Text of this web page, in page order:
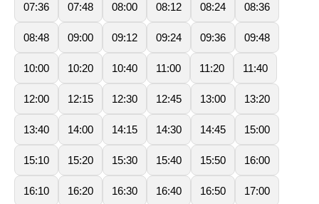
07:36 07:48 08:00 08:12 08:24 08:36
08:48 09:00 09:12 09:24 09:36 09:48
10:00 10:20 10:40 11:00 11:20 11:40
12:00 12:15 12:30 12:45 13:00 13:20
13:40 14:00 14:15 14:30 14:45 15:00
15:10 15:20 15:30 15:40 15:50 16:00
16:10 16:20 16:30 16:40 16:50 17:00